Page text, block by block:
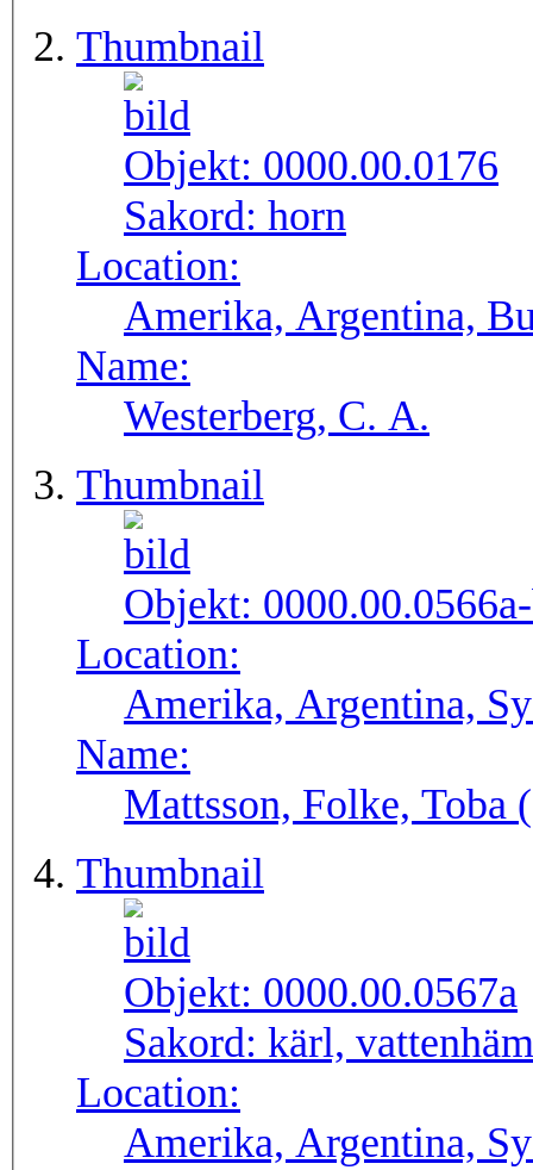
Thumbnail
Objekt: 0000.00.0176
Sakord: horn
Location:
Amerika, Argentina,
Name:
Westerberg, C. A.
Thumbnail
Objekt:
Location:
Amerika, Argentina,
Name:
Mattsson, Folke, Toba
Thumbnail
Objekt: 0000.00.0567a
Sakord: kärl,
Location:
Amerika, Argentina,